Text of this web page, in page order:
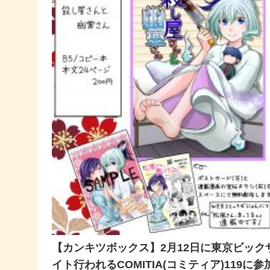
【カンキツボックス】2月12日に東京ビック
イト行われるCOMITIA(コミティア)119に参